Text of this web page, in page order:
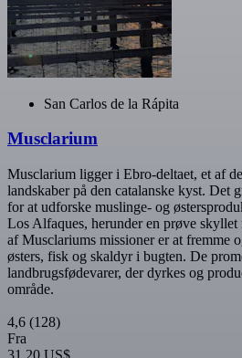
San Carlos de la Rápita
Musclarium
Musclarium ligger i Ebro-deltaet, et af
landskaber på den catalanske kyst. Det
for at udforske muslinge- og
Los Alfaques, herunder en prøve
af Musclariums missioner er at fremme
østers, fisk og skaldyr i bugten. De
landbrugsfødevarer, der dyrkes og
område.
4,6 (128)
Fra